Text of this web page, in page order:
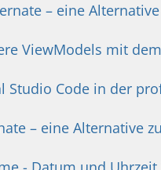
– eine
ViewModels mit
Studio Code in der
– eine Alternative